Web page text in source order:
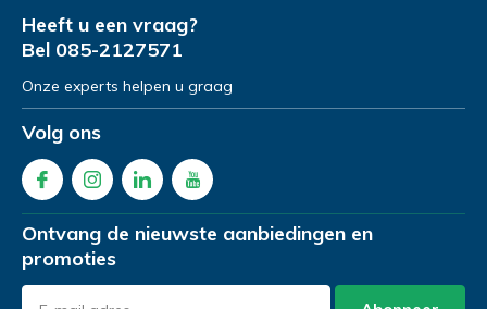
Heeft u een vraag?
Bel 085-2127571
Onze experts helpen u graag
Volg ons
Ontvang de nieuwste aanbiedingen en
promoties